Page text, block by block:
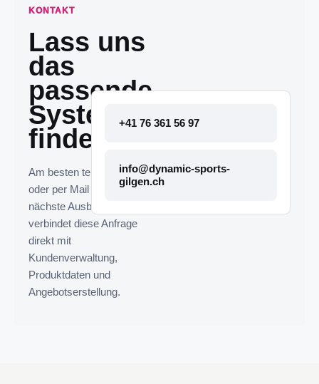
KONTAKT
Lass uns
das
passende
System
finden.
Am besten telefonisch
oder per Mail melden. Die
nächste Ausbaustufe
verbindet diese Anfrage
direkt mit
Kundenverwaltung,
Produktdaten und
Angebotserstellung.
+41 76 361 56 97
info@dynamic-sports-
gilgen.ch